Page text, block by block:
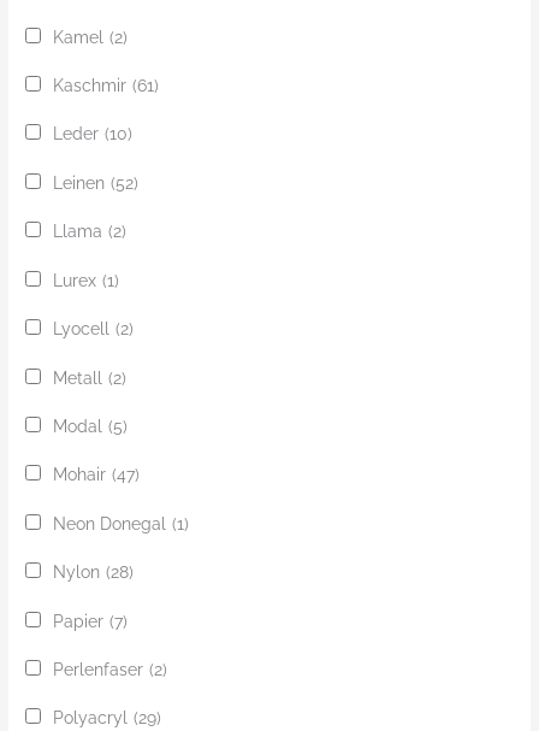
Kamel (2)
Kaschmir (61)
Leder (10)
Leinen (52)
Llama (2)
Lurex (1)
Lyocell (2)
Metall (2)
Modal (5)
Mohair (47)
Neon Donegal (1)
Nylon (28)
Papier (7)
Perlenfaser (2)
Polyacryl (29)